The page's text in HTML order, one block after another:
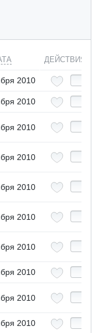
ДЕЙСТВИЯ
2010
2010
2010
2010
2010
2010
2010
2010
2010
2010